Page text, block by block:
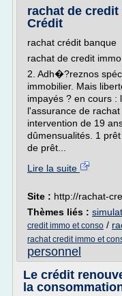
rachat de
Crédit
rachat crédit banque
rachat de credit
2. Adh�?reznos
immobilier. Mais
impayés ? en cours :
l'assurance de
intervention de 19
dûmensualités. 1
de prêt...
Lire la suite
Site : http://rachat-
Thèmes liés :
credit immo et conso /
rachat credit immo et
personnel
Le crédit
la